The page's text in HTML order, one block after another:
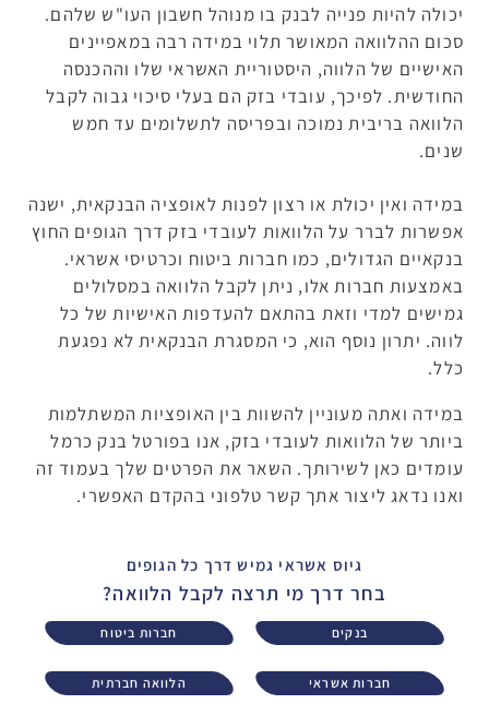
יכולה להיות פנייה לבנק בו מנוהל חשבון העו"ש שלהם.
סכום ההלוואה המאושר תלוי במידה רבה במאפיינים
האישיים של הלווה, היסטוריית האשראי שלו וההכנסה
החודשית. לפיכך, עובדי בזק הם בעלי סיכוי גבוה לקבל
הלוואה בריבית נמוכה ובפריסה לתשלומים עד חמש
שנים.
במידה ואין יכולת או רצון לפנות לאופציה הבנקאית, ישנה
אפשרות לברר על הלוואות לעובדי בזק דרך הגופים החוץ
בנקאיים הגדולים, כמו חברות ביטוח וכרטיסי אשראי.
באמצעות חברות אלו, ניתן לקבל הלוואה במסלולים
גמישים למדי וזאת בהתאם להעדפות האישיות של כל
לווה. יתרון נוסף הוא, כי המסגרת הבנקאית לא נפגעת
כלל.
במידה ואתה מעוניין להשוות בין האופציות המשתלמות
ביותר של הלוואות לעובדי בזק, אנו בפורטל בנק כרמל
עומדים כאן לשירותך. השאר את הפרטים שלך בעמוד זה
ואנו נדאג ליצור אתך קשר טלפוני בהקדם האפשרי.
גיוס אשראי גמיש דרך כל הגופים
בחר דרך מי תרצה לקבל הלוואה?
בנקים חברות ביטוח
חברות אשראי הלוואה חברתית